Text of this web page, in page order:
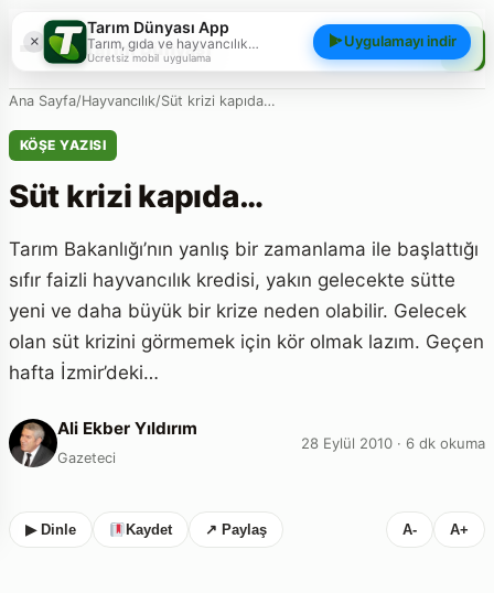
Tarım Dünyası
Ana Sayfa/Hayvancılık/Süt krizi kapıda…
KÖŞE YAZISI
Süt krizi kapıda…
Tarım Bakanlığı’nın yanlış bir zamanlama ile başlattığı
sıfır faizli hayvancılık kredisi, yakın gelecekte sütte
yeni ve daha büyük bir krize neden olabilir. Gelecek
olan süt krizini görmemek için kör olmak lazım. Geçen
hafta İzmir’deki…
Ali Ekber Yıldırım
Gazeteci
28 Eylül 2010 · 6 dk okuma
▶ Dinle Kaydet ↗ Paylaş A- A+
×
Tarım Dünyası App
Tarım, gıda ve hayvancılık
gündemini; haberler, yazılar, videolar
ve piyasa verileriyle cebinizden
takip edin.
Ücretsiz mobil uygulama
Uygulamayı indir